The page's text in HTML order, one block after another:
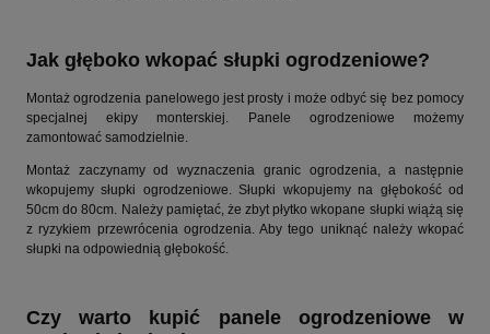
Jak głęboko wkopać słupki ogrodzeniowe?
Montaż ogrodzenia panelowego jest prosty i może odbyć się bez pomocy
specjalnej ekipy monterskiej. Panele ogrodzeniowe możemy
zamontować samodzielnie.
Montaż zaczynamy od wyznaczenia granic ogrodzenia, a następnie
wkopujemy słupki ogrodzeniowe. Słupki wkopujemy na głębokość od
50cm do 80cm. Należy pamiętać, że zbyt płytko wkopane słupki wiążą się
z ryzykiem przewrócenia ogrodzenia. Aby tego uniknąć należy wkopać
słupki na odpowiednią głębokość.
Czy warto kupić panele ogrodzeniowe w